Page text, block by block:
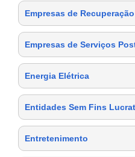
Empresas de
Empresas de Serviços
Energia Elétrica
Entidades Sem Fins
Entretenimento